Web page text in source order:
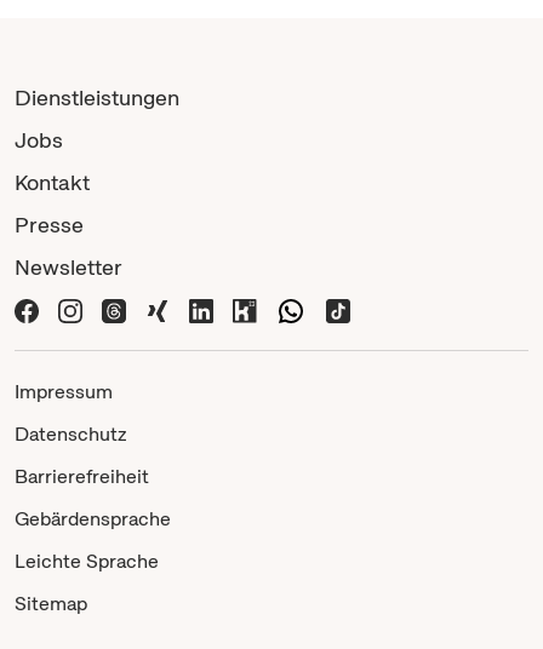
Dienstleistungen
Jobs
Kontakt
Presse
Newsletter
Impressum
Datenschutz
Barrierefreiheit
Gebärdensprache
Leichte Sprache
Sitemap